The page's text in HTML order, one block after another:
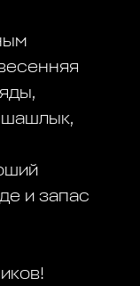
шашлык,
и запас